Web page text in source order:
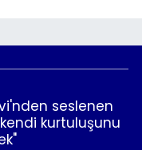
seslenen
kurtuluşunu